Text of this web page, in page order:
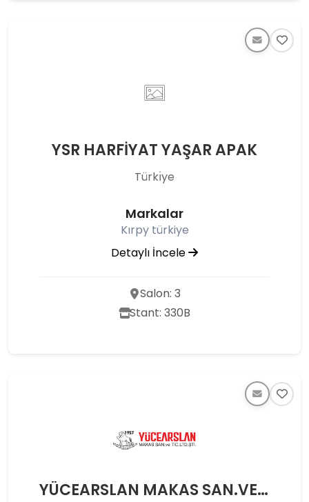
YSR HARFİYAT YAŞAR APAK
Türkı̇ye
Markalar
Kırpy türkiye
Detaylı İncele
Salon: 3
Stant: 330B
YÜCEARSLAN MAKAS SAN.VE TİC LTD.ŞTİ.